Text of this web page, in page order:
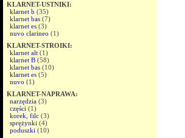
KLARNET-USTNIKI:
klarnet b (35)
klarnet bas (7)
klarnet es (3)
nuvo clarineo (1)
KLARNET-STROIKI:
klarnet alt (1)
klarnet B (58)
klarnet bas (10)
klarnet es (5)
nuvo (1)
KLARNET-NAPRAWA:
narzędzia (3)
części (1)
korek, filc (3)
sprężynki (4)
poduszki (10)